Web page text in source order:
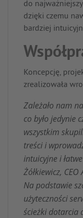
do
dzięki czemu
bardziej
Koncepcję,
zrealizowała
Zależało nam
co było jedynie
wszystkim
treści i
intuicyjne i
Żółkiewicz,
Na podstawie
użyteczności
ścieżki dotarcia